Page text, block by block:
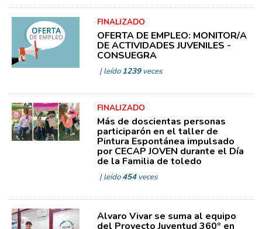
FINALIZADO
OFERTA DE EMPLEO: MONITOR/A
DE ACTIVIDADES JUVENILES -
CONSUEGRA
| leído1239veces
FINALIZADO
Más de doscientas personas
participarón en el taller de
Pintura Espontánea impulsado
por CECAP JOVEN durante el Día
de la Familia de toledo
| leído454veces
Álvaro Vivar se suma al equipo
del Proyecto Juventud 360º en